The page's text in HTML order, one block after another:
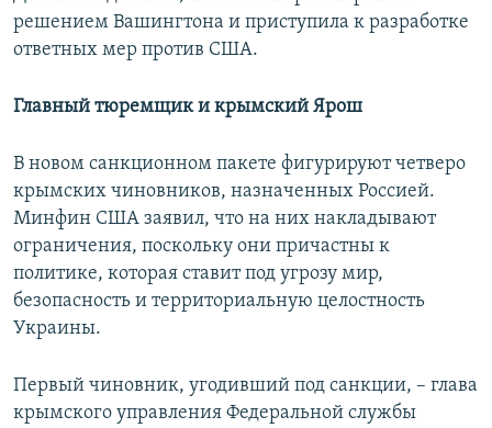
решением Вашингтона и приступила к разработке
ответных мер против США.
Главный тюремщик и крымский Ярош
В новом санкционном пакете фигурируют четверо
крымских чиновников, назначенных Россией.
Минфин США заявил, что на них накладывают
ограничения, поскольку они причастны к
политике, которая ставит под угрозу мир,
безопасность и территориальную целостность
Украины.
Первый чиновник, угодивший под санкции, – глава
крымского управления Федеральной службы